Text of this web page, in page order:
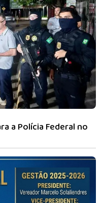
a Polícia Federal no